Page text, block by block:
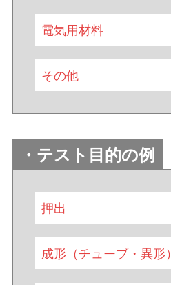
電気用材料
その他
・テスト目的の例
押出
成形（チューブ・異形）